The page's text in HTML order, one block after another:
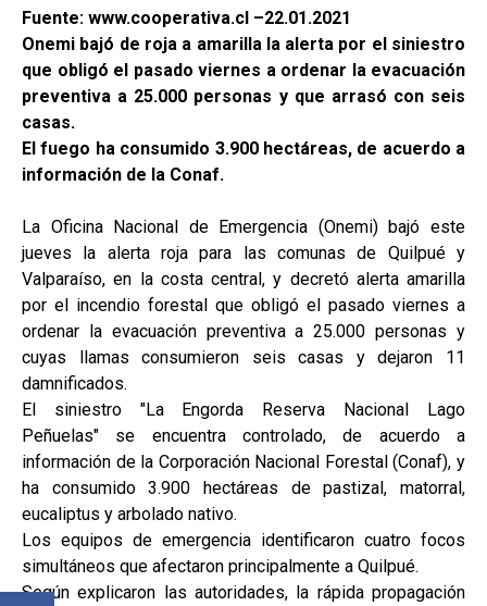
Fuente: www.cooperativa.cl –22.01.2021
Onemi bajó de roja a amarilla la alerta por el siniestro
que obligó el pasado viernes a ordenar la evacuación
preventiva a 25.000 personas y que arrasó con seis
casas.
El fuego ha consumido 3.900 hectáreas, de acuerdo a
información de la Conaf.
La Oficina Nacional de Emergencia (Onemi) bajó este
jueves la alerta roja para las comunas de Quilpué y
Valparaíso, en la costa central, y decretó alerta amarilla
por el incendio forestal que obligó el pasado viernes a
ordenar la evacuación preventiva a 25.000 personas y
cuyas llamas consumieron seis casas y dejaron 11
damnificados.
El siniestro "La Engorda Reserva Nacional Lago
Peñuelas" se encuentra controlado, de acuerdo a
información de la Corporación Nacional Forestal (Conaf), y
ha consumido 3.900 hectáreas de pastizal, matorral,
eucaliptus y arbolado nativo.
Los equipos de emergencia identificaron cuatro focos
simultáneos que afectaron principalmente a Quilpué.
Según explicaron las autoridades, la rápida propagación